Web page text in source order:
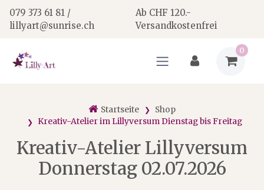
079 373 61 81 /
lillyart@sunrise.ch
Ab CHF 120.-
Versandkostenfrei
0
Startseite
Shop
Kreativ-Atelier im Lillyversum Dienstag bis Freitag
Kreativ-Atelier Lillyversum
Donnerstag 02.07.2026